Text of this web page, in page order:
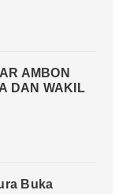
AMBON
DAN WAKIL
Buka